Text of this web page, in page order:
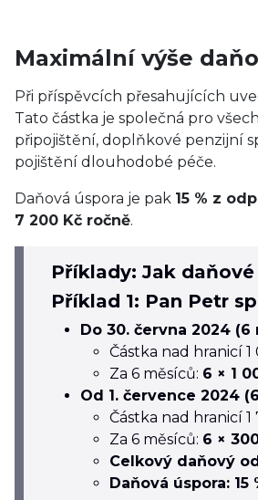
Maximální výše
Při příspěvcích přesahujících
Tato částka je společná pro
připojištění, doplňkové penzijní
pojištění dlouhodobé péče.
Daňová úspora je pak 15 % z
7 200 Kč ročně.
Příklady: Jak
Příklad 1: Pan Petr
Do 30. června 2024 (6
Částka nad hranicí 1
Za 6 měsíců: 6 × 1
Od 1. července 2024
Částka nad hranicí 1
Za 6 měsíců: 6 ×
Celkový daňový
Daňová úspora: 15